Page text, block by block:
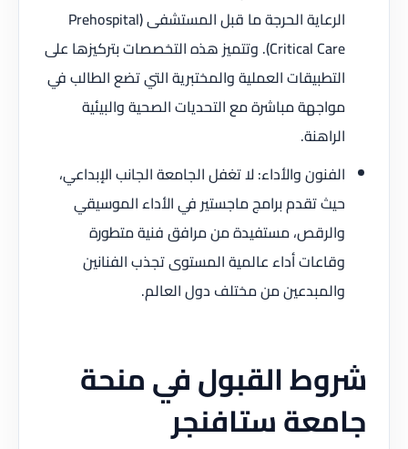
الرعاية الحرجة ما قبل المستشفى (Prehospital
Critical Care). وتتميز هذه التخصصات بتركيزها على
التطبيقات العملية والمختبرية التي تضع الطالب في
مواجهة مباشرة مع التحديات الصحية والبيئية
الراهنة.
الفنون والأداء: لا تغفل الجامعة الجانب الإبداعي،
حيث تقدم برامج ماجستير في الأداء الموسيقي
والرقص، مستفيدة من مرافق فنية متطورة
وقاعات أداء عالمية المستوى تجذب الفنانين
والمبدعين من مختلف دول العالم.
شروط القبول في منحة
جامعة ستافنجر